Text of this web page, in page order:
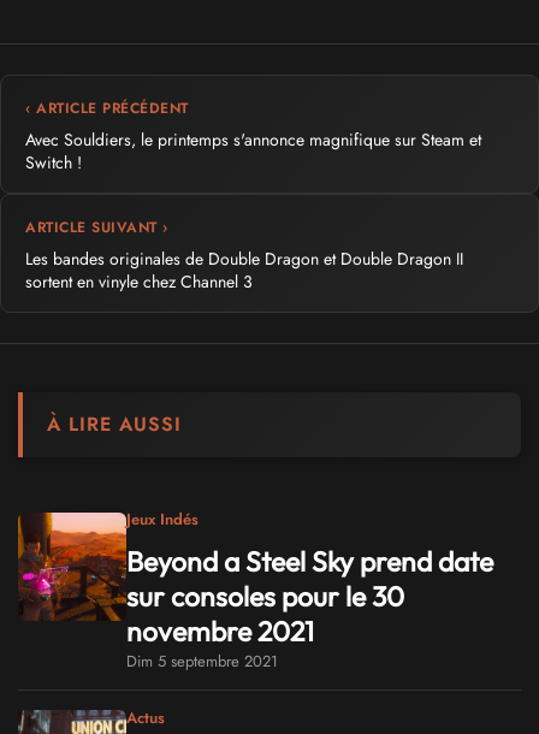
‹ ARTICLE PRÉCÉDENT
Avec Souldiers, le printemps s'annonce magnifique sur Steam et
Switch !
ARTICLE SUIVANT ›
Les bandes originales de Double Dragon et Double Dragon II
sortent en vinyle chez Channel 3
À LIRE AUSSI
Jeux Indés
Beyond a Steel Sky prend date
sur consoles pour le 30
novembre 2021
Dim 5 septembre 2021
Actus